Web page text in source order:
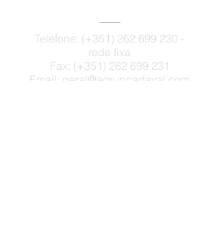
Telefone: (+351) 262 699 230 -
rede fixa
Fax: (+351) 262 699 231
Email: geral@agrupcadaval.com